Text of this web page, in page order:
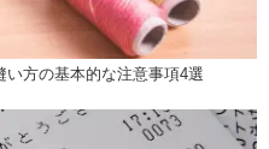
方の基本的な注意事項4選